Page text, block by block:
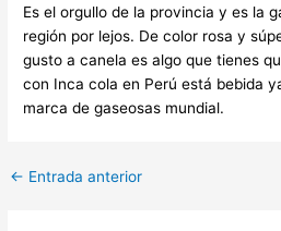
Es el orgullo de la provincia y es la
región por lejos. De color rosa y
gusto a canela es algo que tienes
con Inca cola en Perú está bebida
marca de gaseosas mundial.
← Entrada anterior